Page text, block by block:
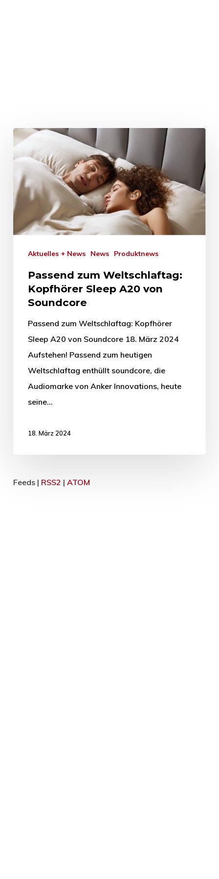
Aktuelles + News News Produktnews
Passend zum Weltschlaftag:
Kopfhörer Sleep A20 von
Soundcore
Passend zum Weltschlaftag: Kopfhörer
Sleep A20 von Soundcore 18. März 2024
Aufstehen! Passend zum heutigen
Weltschlaftag enthüllt soundcore, die
Audiomarke von Anker Innovations, heute
seine…
18. März 2024
Feeds | RSS2 | ATOM